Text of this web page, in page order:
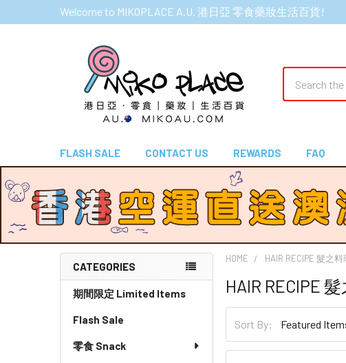
Welcome to MIKOPLACE A.U. 港日亞 零食藥妝生活百貨!
FLASH SALE CONTACT US REWARDS FAQ
Sidebar
CATEGORIES
期間限定 Limited Items
Flash Sale
零食 Snack
HOME HAIR RECIPE 髮之料
HAIR RECIPE
Sort By: